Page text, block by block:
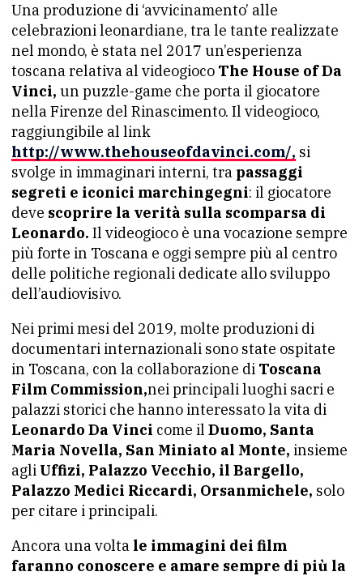
Una produzione di ‘avvicinamento’ alle
celebrazioni leonardiane, tra le tante realizzate
nel mondo, è stata nel 2017 un’esperienza
toscana relativa al videogioco The House of Da
Vinci, un puzzle-game che porta il giocatore
nella Firenze del Rinascimento. Il videogioco,
raggiungibile al link
http://www.thehouseofdavinci.com/, si
svolge in immaginari interni, tra passaggi
segreti e iconici marchingegni: il giocatore
deve scoprire la verità sulla scomparsa di
Leonardo. Il videogioco è una vocazione sempre
più forte in Toscana e oggi sempre più al centro
delle politiche regionali dedicate allo sviluppo
dell’audiovisivo.
Nei primi mesi del 2019, molte produzioni di
documentari internazionali sono state ospitate
in Toscana, con la collaborazione di Toscana
Film Commission,nei principali luoghi sacri e
palazzi storici che hanno interessato la vita di
Leonardo Da Vinci come il Duomo, Santa
Maria Novella, San Miniato al Monte, insieme
agli Uffizi, Palazzo Vecchio, il Bargello,
Palazzo Medici Riccardi, Orsanmichele, solo
per citare i principali.
Ancora una volta le immagini dei film
faranno conoscere e amare sempre di più la